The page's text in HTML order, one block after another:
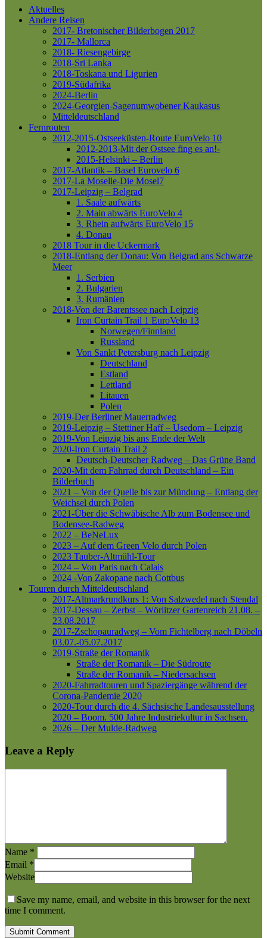
Aktuelles
Andere Reisen
2017- Bretonischer Bilderbogen 2017
2017- Mallorca
2018- Riesengebirge
2018-Sri Lanka
2018-Toskana und Ligurien
2019-Südafrika
2024-Berlin
2024-Georgien-Sagenumwobener Kaukasus
Mitteldeutschland
Fernrouten
2012-2015-Ostseeküsten-Route EuroVelo 10
2012-2013-Mit der Ostsee fing es an!-
2015-Helsinki – Berlin
2017-Atlantik – Basel Eurovelo 6
2017-La Moselle-Die Mosel7
2017-Leipzig – Belgrad
1. Saale aufwärts
2. Main abwärts EuroVelo 4
3. Rhein aufwärts EuroVelo 15
4. Donau
2018 Tour in die Uckermark
2018-Entlang der Donau: Von Belgrad ans Schwarze
Meer
1. Serbien
2. Bulgarien
3. Rumänien
2018-Von der Barentssee nach Leipzig
Iron Curtain Trail 1 EuroVelo 13
Norwegen/Finnland
Russland
Von Sankt Petersburg nach Leipzig
Deutschland
Estland
Lettland
Litauen
Polen
2019-Der Berliner Mauerradweg
2019-Leipzig – Stettiner Haff – Usedom – Leipzig
2019-Von Leipzig bis ans Ende der Welt
2020-Iron Curtain Trail 2
Deutsch-Deutscher Radweg – Das Grüne Band
2020-Mit dem Fahrrad durch Deutschland – Ein
Bilderbuch
2021 – Von der Quelle bis zur Mündung – Entlang der
Weichsel durch Polen
2021-Über die Schwäbische Alb zum Bodensee und
Bodensee-Radweg
2022 – BeNeLux
2023 – Auf dem Green Velo durch Polen
2023 Tauber-Altmühl-Tour
2024 – Von Paris nach Calais
2024 -Von Zakopane nach Cottbus
Touren durch Mitteldeutschland
2017-Altmarkrundkurs 1: Von Salzwedel nach Stendal
2017-Dessau – Zerbst – Wörlitzer Gartenreich 21.08. –
23.08.2017
2017-Zschopauradweg – Vom Fichtelberg nach Döbeln
03.07.-05.07.2017
2019-Straße der Romanik
Straße der Romanik – Die Südroute
Straße der Romanik – Niedersachsen
2020-Fahrradtouren und Spaziergänge während der
Corona-Pandemie 2020
2020-Tour durch die 4. Sächsische Landesausstellung
2020 – Boom. 500 Jahre Industriekultur in Sachsen.
2026 – Der Mulde-Radweg
Leave a Reply
Name *
Email *
Website
Save my name, email, and website in this browser for the next
time I comment.